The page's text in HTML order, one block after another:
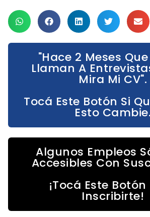
"Hace 2 Meses
Llaman A
Mira Mi CV".
Tocá Este Botón Si
Esto Cambie.
Algunos Empleos
Accesibles Con
¡Tocá Este
Inscribirte!